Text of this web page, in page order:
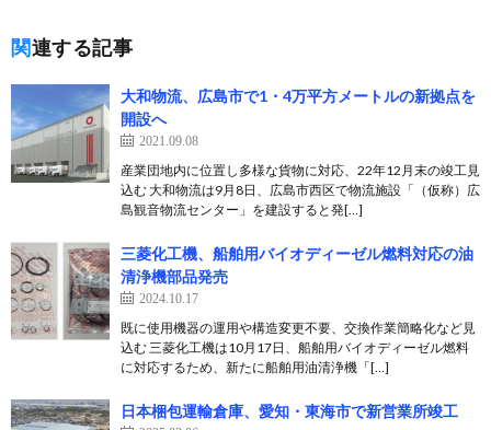
関連する記事
大和物流、広島市で1・4万平方メートルの新拠点を
開設へ
2021.09.08
産業団地内に位置し多様な貨物に対応、22年12月末の竣工見
込む 大和物流は9月8日、広島市西区で物流施設「（仮称）広
島観音物流センター」を建設すると発[…]
三菱化工機、船舶用バイオディーゼル燃料対応の油
清浄機部品発売
2024.10.17
既に使用機器の運用や構造変更不要、交換作業簡略化など見
込む 三菱化工機は10月17日、船舶用バイオディーゼル燃料
に対応するため、新たに船舶用油清浄機「[…]
日本梱包運輸倉庫、愛知・東海市で新営業所竣工